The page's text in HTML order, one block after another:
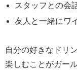
スタッフとの会
友人と一緒にワ
自分の好きなドリ
楽しむことがガー